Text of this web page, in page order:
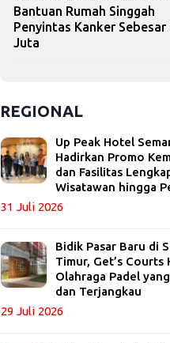
Bantuan Rumah Singgah
Penyintas Kanker Sebesar
Juta
REGIONAL
Up Peak Hotel
Hadirkan Promo
dan Fasilitas
Wisatawan hingga
31 Juli 2026
Bidik Pasar Baru di
Timur, Get’s Courts
Olahraga Padel
dan Terjangkau
29 Juli 2026